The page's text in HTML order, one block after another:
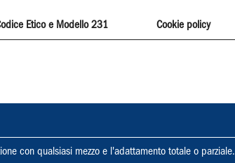
Etico e Modello 231 Cookie policy
con qualsiasi mezzo e l'adattamento totale o parziale.